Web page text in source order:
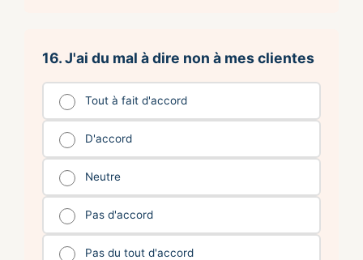
16. J'ai du mal à dire non à mes clientes
Tout à fait d'accord
D'accord
Neutre
Pas d'accord
Pas du tout d'accord